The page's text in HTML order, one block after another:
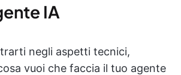
IA
negli aspetti tecnici,
vuoi che faccia il tuo agente